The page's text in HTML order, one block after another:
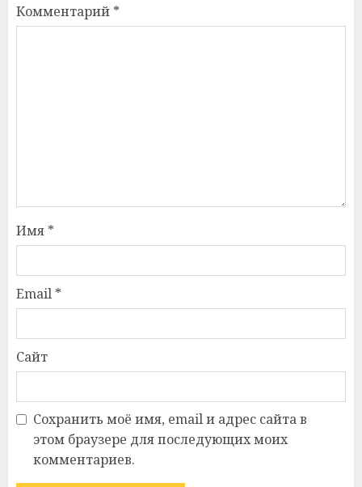
Комментарий *
Имя *
Email *
Сайт
Сохранить моё имя, email и адрес сайта в
этом браузере для последующих моих
комментариев.